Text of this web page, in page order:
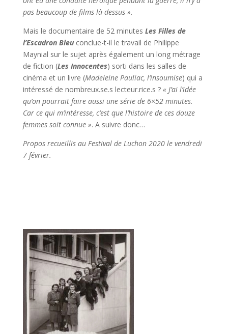
pas beaucoup de films là-dessus ».
Mais le documentaire de 52 minutes Les Filles de
l’Escadron Bleuconclue-t-il le travail de Philippe
Maynial sur le sujet après également un long métrage
de fiction (Les Innocentes) sorti dans les salles de
cinéma et un livre (Madeleine Pauliac, l’insoumise) qui a
intéressé de nombreux.se.s lecteur.rice.s ? « J’ai l’idée
qu’on pourrait faire aussi une série de 6×52 minutes.
Car ce qui m’intéresse, c’est que l’histoire de ces douze
femmes soit connue ». A suivre donc…
Propos recueillis au Festival de Luchon 2020 le vendredi
7 février.